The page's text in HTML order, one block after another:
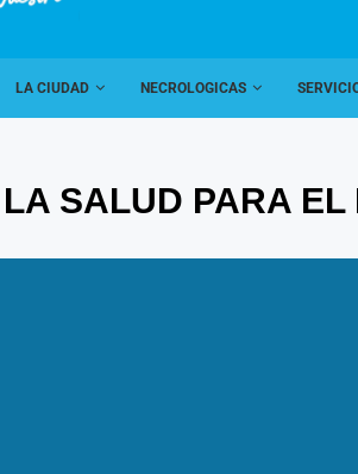
LA CIUDAD NECROLOGICAS
SALUD PARA EL